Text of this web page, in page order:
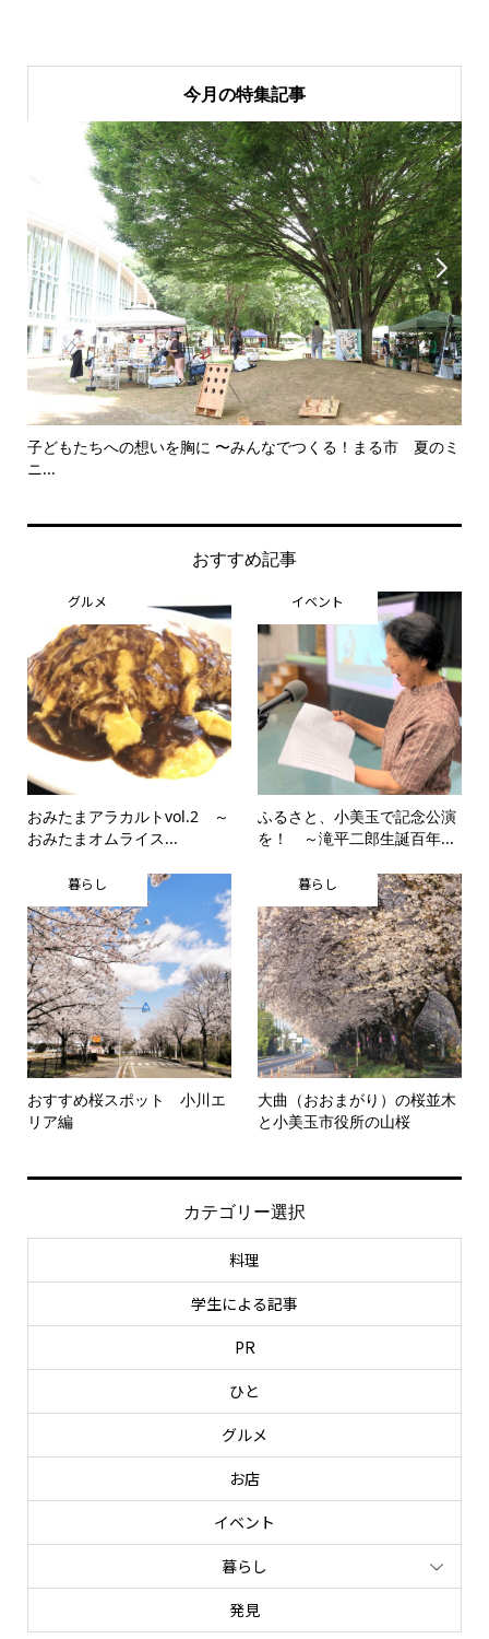
今月の特集記事

子どもたちへの想いを胸に 〜みんなでつくる！まる市 夏のミ
ニ...

おすすめ記事
グルメ
おみたまアラカルトvol.2 ～
おみたまオムライス...
イベント
ふるさと、小美玉で記念公演
を！ ～滝平二郎生誕百年...
暮らし
おすすめ桜スポット 小川エ
リア編
暮らし
大曲（おおまがり）の桜並木
と小美玉市役所の山桜
カテゴリー選択
料理
学生による記事
PR
ひと
グルメ
お店
イベント
暮らし
発見